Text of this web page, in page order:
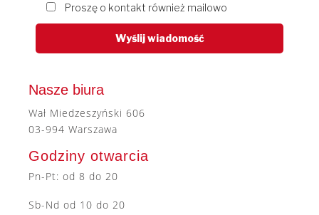
Proszę o kontakt również mailowo
Nasze biura
Wał Miedzeszyński 606
03-994 Warszawa
Godziny otwarcia
Pn-Pt: od 8 do 20
Sb-Nd od 10 do 20